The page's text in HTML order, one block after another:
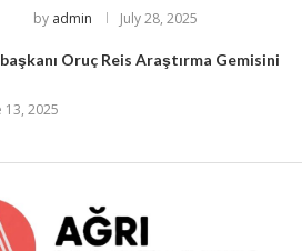
by admin July 28, 2025
Oruç Reis Araştırma Gemisini
13, 2025